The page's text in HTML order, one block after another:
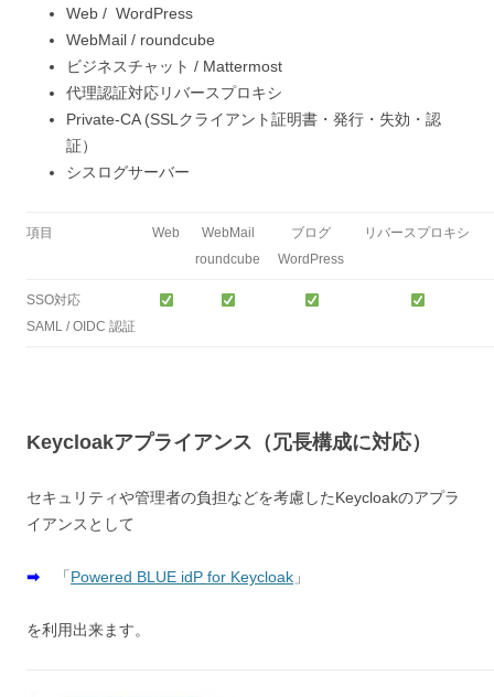
Web / WordPress
WebMail / roundcube
ビジネスチャット / Mattermost
代理認証対応リバースプロキシ
Private-CA (SSLクライアント証明書・発行・失効・認
証）
シスログサーバー
項目 Web
WebMail
roundcube
ブログ
WordPress
リバースプロキシ
SSO対応
SAML / OIDC 認証
Keycloakアプライアンス（冗長構成に対応）
セキュリティや管理者の負担などを考慮したKeycloakのアプラ
イアンスとして
➡ 「Powered BLUE idP for Keycloak 」
を利用出来ます。